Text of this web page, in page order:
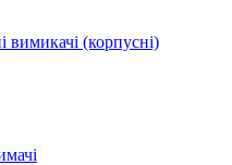
вимикачі (корпусні)